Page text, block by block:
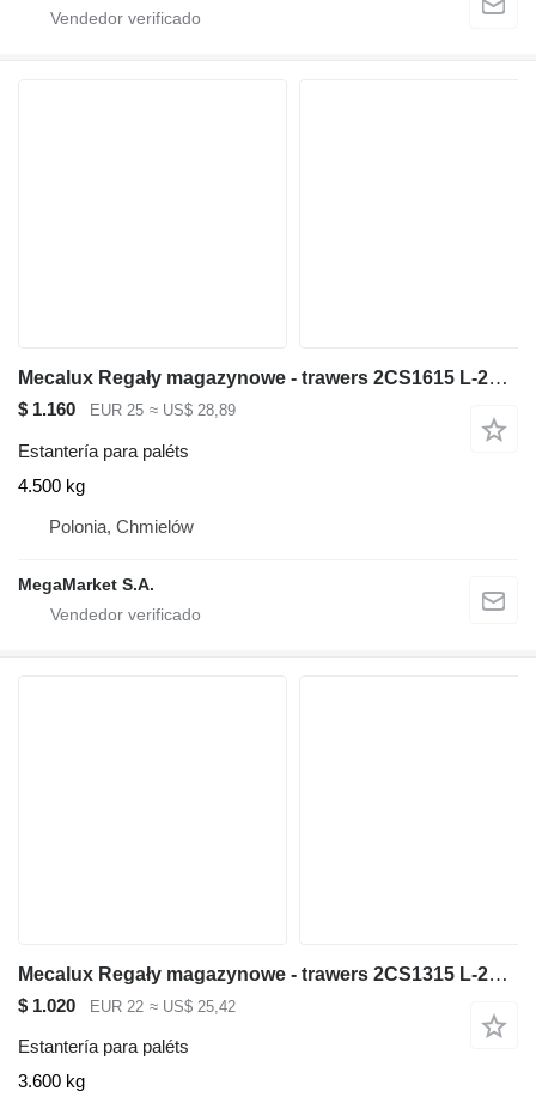
Mecalux Regały magazynowe - trawers 2CS1615 L-270 cm 16x5 cm używany
$ 1.160 EUR 25 ≈ US$ 28,89
Estantería para paléts
4.500 kg
Polonia, Chmielów
MegaMarket S.A.
Mecalux Regały magazynowe - trawers 2CS1315 L-270 cm 13x5 cm używany
$ 1.020 EUR 22 ≈ US$ 25,42
Estantería para paléts
3.600 kg